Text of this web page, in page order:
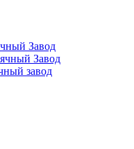
Завод
Завод
завод